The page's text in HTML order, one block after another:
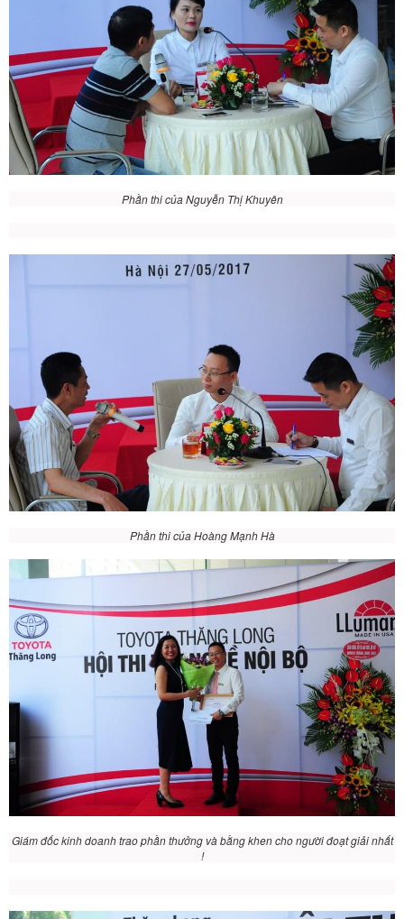
Phần thi của Nguyễn Thị Khuyên
Phần thi của Hoàng Mạnh Hà
Giám đốc kinh doanh trao phần thưởng và bằng khen cho người đoạt giải nhất
!